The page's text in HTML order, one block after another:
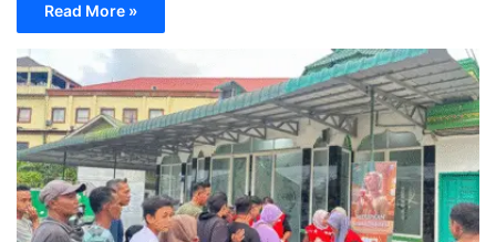
Read More »